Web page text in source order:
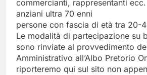
commercianti, rappresentanti ecc.
anziani ultra 70 enni
persone con fascia di età tra 20-
Le modalità di partecipazione su
sono rinviate al provvedimento
Amministrativo all’Albo Pretorio
riporteremo qui sul sito non